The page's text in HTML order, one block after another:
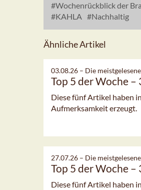
Wochenrückblick der
KAHLA
Nachhaltig
Ähnliche Artikel
03.08.26 – Die
Top 5 der Woche
Diese fünf Artikel haben
Aufmerksamkeit erzeugt.
27.07.26 – Die
Top 5 der Woche
Diese fünf Artikel haben